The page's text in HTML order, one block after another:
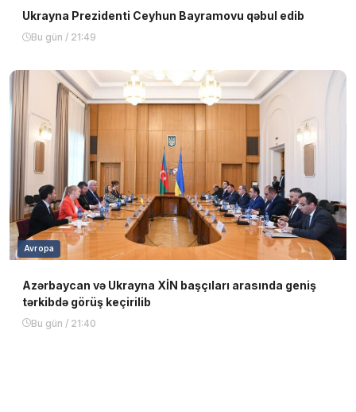
Ukrayna Prezidenti Ceyhun Bayramovu qəbul edib
Bu gün / 21:49
Avropa
Azərbaycan və Ukrayna XİN başçıları arasında geniş
tərkibdə görüş keçirilib
Bu gün / 21:40